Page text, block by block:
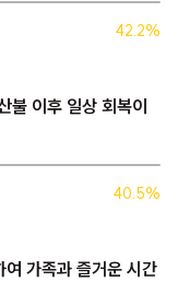
42.2%
이후 일상 회복이
40.5%
가족과 즐거운 시간